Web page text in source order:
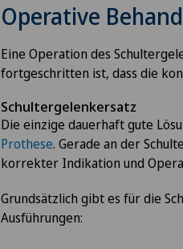
Operative
Eine Operation des
fortgeschritten ist, dass die
Schultergelenkersatz
Die einzige dauerhaft gute
Prothese. Gerade an der
korrekter Indikation und
Grundsätzlich gibt es für die
Ausführungen: